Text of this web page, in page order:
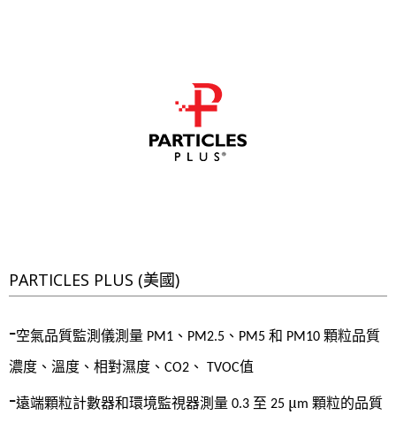
PARTICLES PLUS (美國)
-空氣品質監測儀測量 PM1 、 PM2.5 、 PM5 和 PM10 顆粒品質
濃度、溫度、相對濕度、 CO2 、 TVOC值
-遠端顆粒計數器和環境監視器測量 0.3 至 25 μm 顆粒的品質